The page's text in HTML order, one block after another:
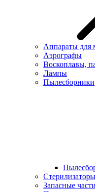
Аппараты для
Аэрографы
Воскоплавы,
Лампы
Пылесборники
Стерилизаторы
Запасные части